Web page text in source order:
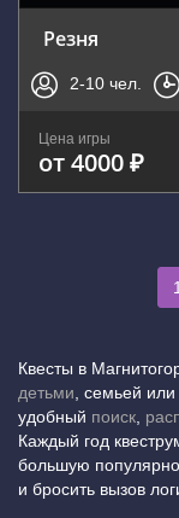
Резня
2-10 чел.
Цена игры
от 4000 ₽
1
Квесты в
детьми , семьей
удобный поиск
Каждый год
большую
и бросить вызов